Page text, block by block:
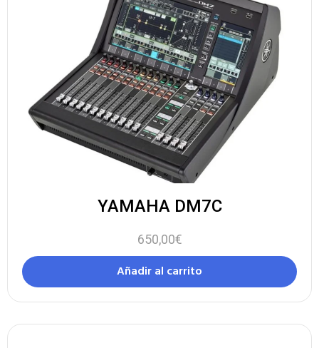
YAMAHA DM7C
650,00€
Añadir al carrito